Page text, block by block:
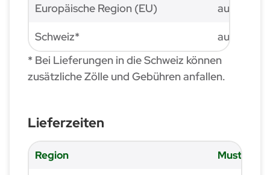
Europäische Region (EU) auf
Schweiz*
auf
* Bei Lieferungen in die Schweiz können
zusätzliche Zölle und Gebühren anfallen.
Lieferzeiten
Region